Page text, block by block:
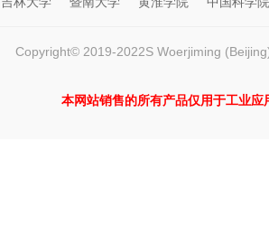
Copyright© 2019-2022S Woerjiming
本网站销售的所有产品仅用于工业